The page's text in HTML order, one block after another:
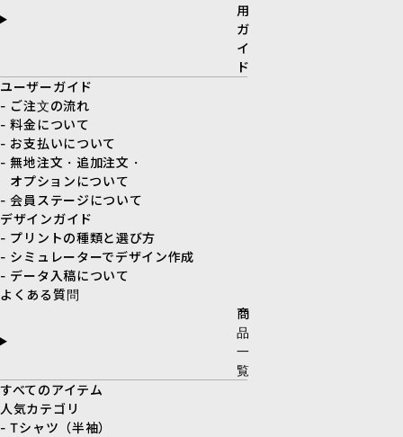
用
ガ
イ
ド
ユーザーガイド
- ご注文の流れ
- 料金について
- お支払いについて
- 無地注文・追加注文・
オプションについて
- 会員ステージについて
デザインガイド
- プリントの種類と選び方
- シミュレーターでデザイン作成
- データ入稿について
よくある質問
商
品
一
覧
すべてのアイテム
人気カテゴリ
- Tシャツ（半袖）